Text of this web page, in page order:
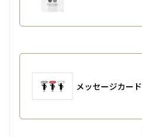
メッセージカード